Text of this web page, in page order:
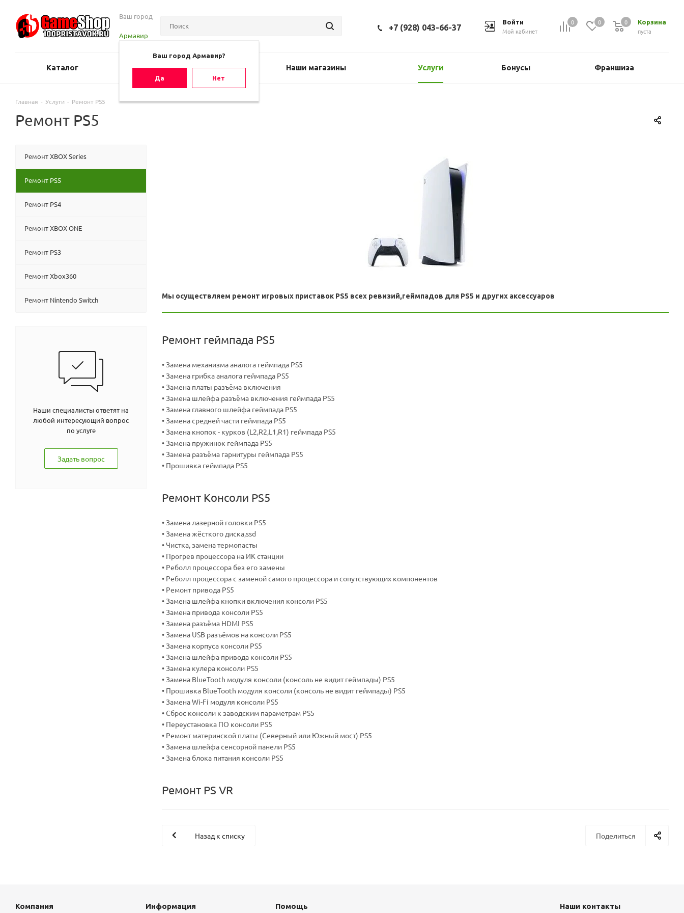
Ваш город
Армавир
Ваш город Армавир?
Да Нет
0 0 Корзина
пуста
0
Войти
Мой кабинет
+7 (928) 043-66-37
Каталог Оценить игру Наши магазины Услуги Бонусы Франшиза
Главная - Услуги - Ремонт PS5
Ремонт PS5
Мы осуществляем ремонт игровых приставок PS5 всех ревизий,геймпадов для PS5 и других аксессуаров
Ремонт геймпада PS5
• Замена механизма аналога геймпада PS5
• Замена грибка аналога геймпада PS5
• Замена платы разъёма включения
• Замена шлейфа разъёма включения геймпада PS5
• Замена главного шлейфа геймпада PS5
• Замена средней части геймпада PS5
• Замена кнопок - курков (L2,R2,L1,R1) геймпада PS5
• Замена пружинок геймпада PS5
• Замена разъёма гарнитуры геймпада PS5
• Прошивка геймпада PS5
Ремонт Консоли PS5
• Замена лазерной головки PS5
• Замена жёсткого диска,ssd
• Чистка, замена термопасты
• Прогрев процессора на ИК станции
• Реболл процессора без его замены
• Реболл процессора с заменой самого процессора и сопутствующих компонентов
• Ремонт привода PS5
• Замена шлейфа кнопки включения консоли PS5
• Замена привода консоли PS5
• Замена разъёма HDMI PS5
• Замена USB разъёмов на консоли PS5
• Замена корпуса консоли PS5
• Замена шлейфа привода консоли PS5
• Замена кулера консоли PS5
• Замена BlueTooth модуля консоли (консоль не видит геймпады) PS5
• Прошивка BlueTooth модуля консоли (консоль не видит геймпады) PS5
• Замена Wi-Fi модуля консоли PS5
• Сброс консоли к заводским параметрам PS5
• Переустановка ПО консоли PS5
• Ремонт материнской платы (Северный или Южный мост) PS5
• Замена шлейфа сенсорной панели PS5
• Замена блока питания консоли PS5
Ремонт PS VR
Поделиться
Назад к списку
Ремонт XBOX Series
Ремонт PS5
Ремонт PS4
Ремонт XBOX ONE
Ремонт PS3
Ремонт Xbox360
Ремонт Nintendo Switch
Наши специалисты ответят на
любой интересующий вопрос
по услуге
Задать вопрос
Компания Информация Помощь Наши контакты